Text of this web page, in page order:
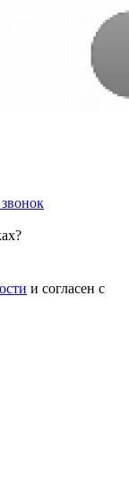
звонок
и согласен с